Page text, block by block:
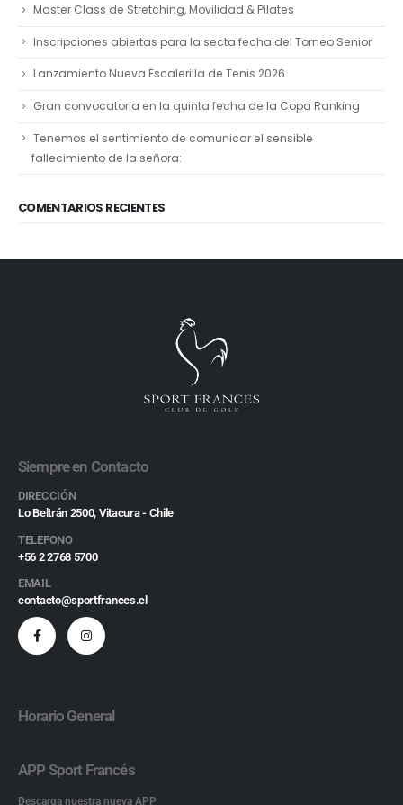
Master Class de Stretching, Movilidad & Pilates
Inscripciones abiertas para la secta fecha del Torneo Senior
Lanzamiento Nueva Escalerilla de Tenis 2026
Gran convocatoria en la quinta fecha de la Copa Ranking
Tenemos el sentimiento de comunicar el sensible
fallecimiento de la señora:
COMENTARIOS RECIENTES
Siempre en Contacto
DIRECCIÓN
Lo Beltrán 2500, Vitacura - Chile
TELEFONO
+56 2 2768 5700
EMAIL
contacto@sportfrances.cl
Horario General
APP Sport Francés
Descarga nuestra nueva APP